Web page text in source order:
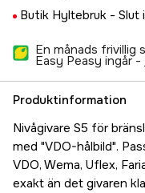
Butik Hyltebruk - Slut
En månads frivillig
Easy Peasy ingår -
Produktinformation
Nivågivare S5 för
med "VDO-hålbild".
VDO, Wema, Uflex,
exakt än det givaren